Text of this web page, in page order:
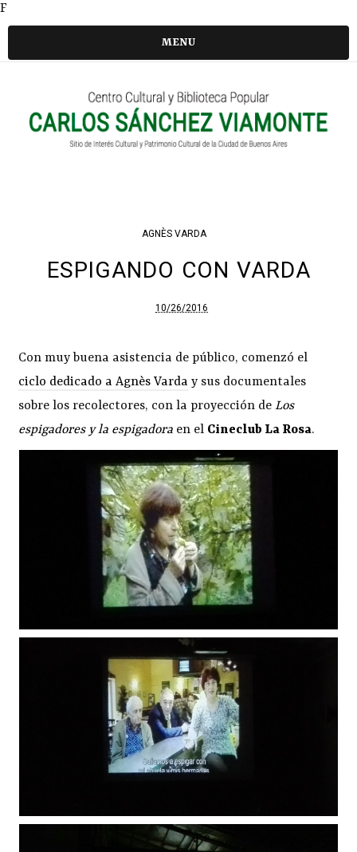
F
MENU
AGNÈS VARDA
ESPIGANDO CON VARDA
10/26/2016
Con muy buena asistencia de público, comenzó el
ciclo dedicado a Agnès Varda y sus documentales
sobre los recolectores, con la proyección deLos
espigadores y la espigadora en el Cineclub La Rosa.